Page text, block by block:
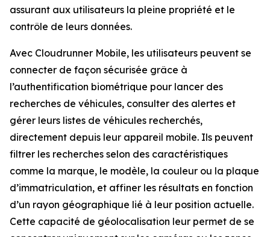
assurant aux utilisateurs la pleine propriété et le
contrôle de leurs données.
Avec Cloudrunner Mobile, les utilisateurs peuvent se
connecter de façon sécurisée grâce à
l’authentification biométrique pour lancer des
recherches de véhicules, consulter des alertes et
gérer leurs listes de véhicules recherchés,
directement depuis leur appareil mobile. Ils peuvent
filtrer les recherches selon des caractéristiques
comme la marque, le modèle, la couleur ou la plaque
d’immatriculation, et affiner les résultats en fonction
d’un rayon géographique lié à leur position actuelle.
Cette capacité de géolocalisation leur permet de se